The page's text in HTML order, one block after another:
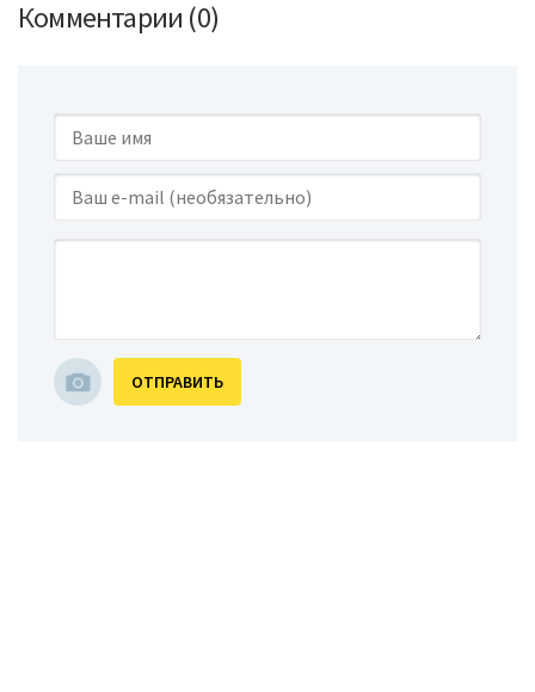
Комментарии (0)
ОТПРАВИТЬ